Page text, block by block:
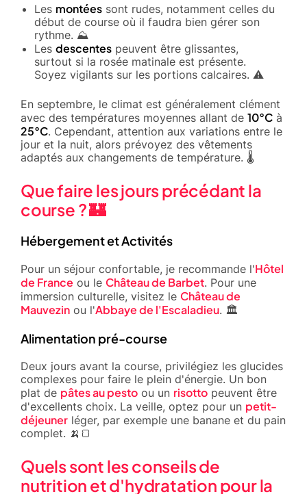
Les montées sont rudes, notamment celles du
début de course où il faudra bien gérer son
rythme. ⛰️
Les descentes peuvent être glissantes,
surtout si la rosée matinale est présente.
Soyez vigilants sur les portions calcaires. ⚠️
En septembre, le climat est généralement clément
avec des températures moyennes allant de 10°C à
25°C. Cependant, attention aux variations entre le
jour et la nuit, alors prévoyez des vêtements
adaptés aux changements de température. 🌡️
Que faire les jours précédant la
course ? 🏰
Hébergement et Activités
Pour un séjour confortable, je recommande l'Hôtel
de France ou le Château de Barbet. Pour une
immersion culturelle, visitez le Château de
Mauvezin ou l'Abbaye de l'Escaladieu. 🏛️
Alimentation pré-course
Deux jours avant la course, privilégiez les glucides
complexes pour faire le plein d'énergie. Un bon
plat de pâtes au pesto ou un risotto peuvent être
d'excellents choix. La veille, optez pour un petit-
déjeuner léger, par exemple une banane et du pain
complet. 🍌🍞
Quels sont les conseils de
nutrition et d'hydratation pour la